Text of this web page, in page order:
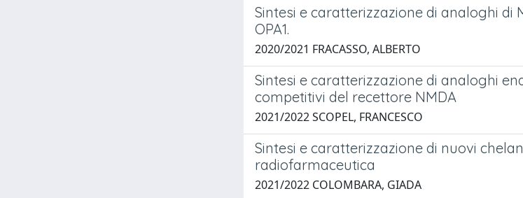
Sintesi e caratterizzazione di analoghi di
OPA1.
2020/2021 FRACASSO, ALBERTO
Sintesi e caratterizzazione di analoghi
competitivi del recettore NMDA
2021/2022 SCOPEL, FRANCESCO
Sintesi e caratterizzazione di nuovi
radiofarmaceutica
2021/2022 COLOMBARA, GIADA